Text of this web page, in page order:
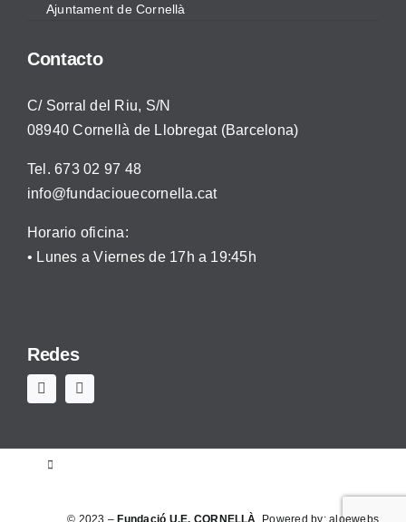
Ajuntament de Cornellà
Contacto
C/ Sorral del Riu, S/N
08940 Cornellà de Llobregat (Barcelona)
Tel. 673 02 97 48
info@fundaciouecornella.cat
Horario oficina:
• Lunes a Viernes de 17h a 19:45h
Redes
Toggle